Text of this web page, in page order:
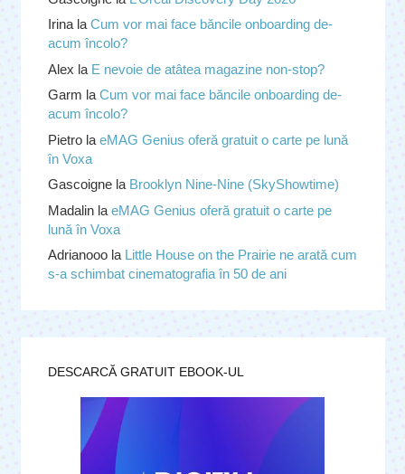
Irinala Cum vor mai face băncile onboarding de-
acum încolo?
Alex la E nevoie de atâtea magazine non-stop?
Garm la Cum vor mai face băncile onboarding de-
acum încolo?
Pietrola eMAG Genius oferă gratuit o carte pe lună
în Voxa
Gascoignela Brooklyn Nine-Nine (SkyShowtime)
Madalinla eMAG Genius oferă gratuit o carte pe
lună în Voxa
Adrianooola Little House on the Prairie ne arată cum
s-a schimbat cinematografia în 50 de ani
DESCARCĂ GRATUIT EBOOK-UL